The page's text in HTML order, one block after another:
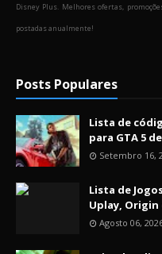
Disney Plus. Melhores ofertas,
postadas anualmente!
Posts Populares
Lista de
para GTA 5
Setembro 16,
Lista de
Uplay, Origin
Agosto 06,